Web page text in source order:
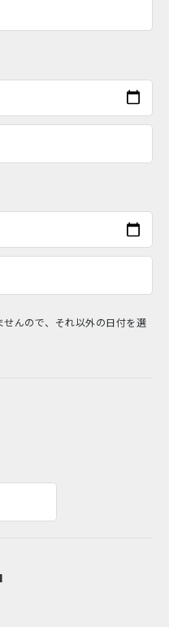
んので、それ以外の日付を選